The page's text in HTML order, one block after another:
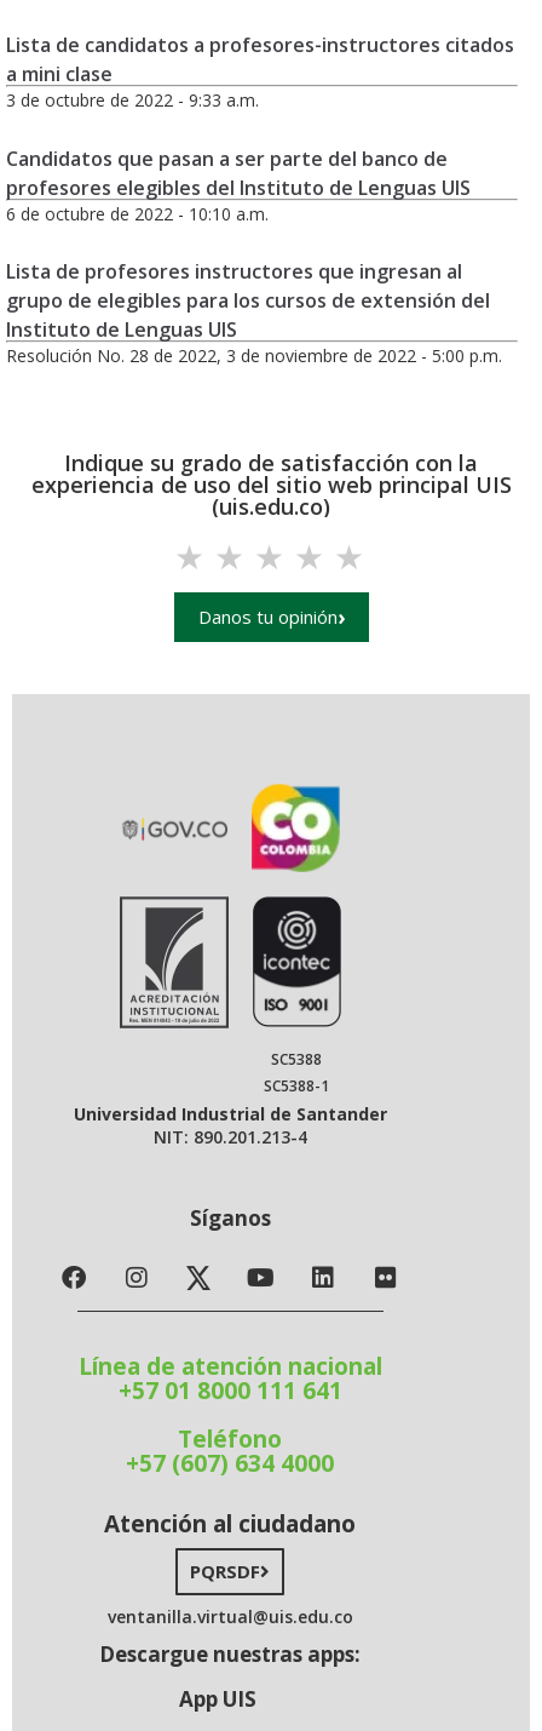
Lista de candidatos a profesores-instructores citados
a mini clase
3 de octubre de 2022 - 9:33 a.m.
Candidatos que pasan a ser parte del banco de
profesores elegibles del Instituto de Lenguas UIS
6 de octubre de 2022 - 10:10 a.m.
Lista de profesores instructores que ingresan al
grupo de elegibles para los cursos de extensión del
Instituto de Lenguas UIS
Resolución No. 28 de 2022, 3 de noviembre de 2022 - 5:00 p.m.
Indique su grado de satisfacción con la
experiencia de uso del sitio web principal UIS
(uis.edu.co)